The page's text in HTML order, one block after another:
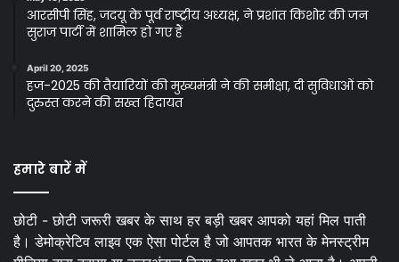
आरसीपी सिंह, जदयू के पूर्व राष्ट्रीय अध्यक्ष, ने प्रशांत किशोर की जन
सुराज पार्टी में शामिल हो गए हैं
April 20, 2025
हज-2025 की तैयारियों की मुख्यमंत्री ने की समीक्षा, दी सुविधाओं को
दुरुस्त करने की सख्त हिदायत
हमारे बारें में
छोटी - छोटी जरूरी खबर के साथ हर बड़ी खबर आपको यहां मिल पाती
है। डेमोक्रेटिव लाइव एक ऐसा पोर्टल है जो आपतक भारत के मेनस्ट्रीम